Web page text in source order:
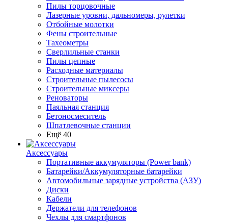
Пилы торцовочные
Лазерные уровни, дальномеры, рулетки
Отбойные молотки
Фены строительные
Тахеометры
Сверлильные станки
Пилы цепные
Расходные материалы
Строительные пылесосы
Строительные миксеры
Реноваторы
Паяльная станция
Бетоносмеситель
Шпатлевочные станции
Ещё 40
Аксессуары
Портативные аккумуляторы (Power bank)
Батарейки/Аккумуляторные батарейки
Автомобильные зарядные устройства (АЗУ)
Диски
Кабели
Держатели для телефонов
Чехлы для смартфонов